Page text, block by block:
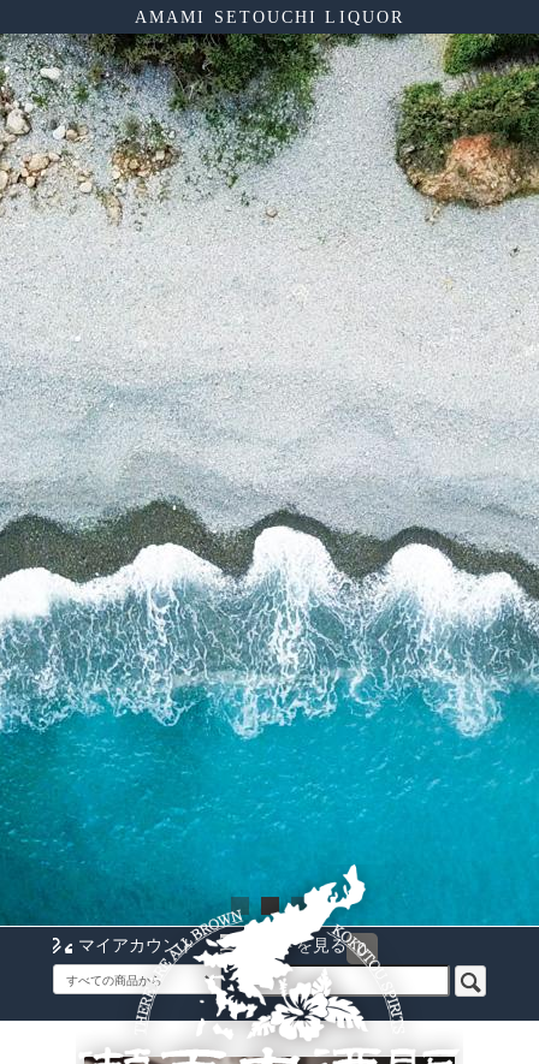
AMAMI SETOUCHI LIQUOR
マイアカウント カートを見る 0